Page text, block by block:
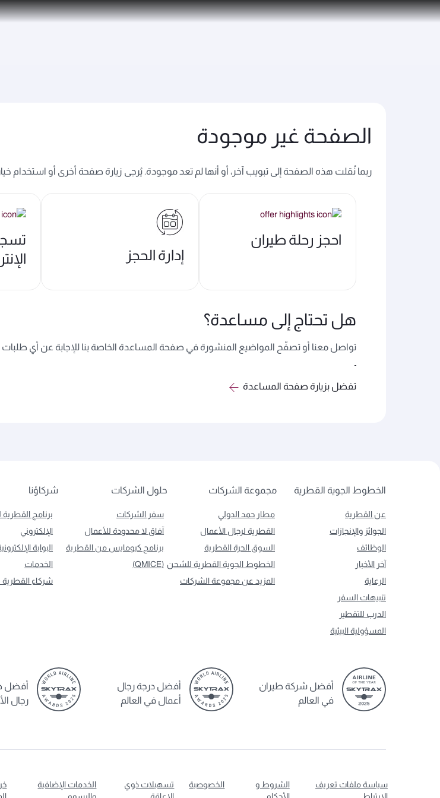
الخطوط الجوية القطرية تعزز شبكة وجهاتها العالمية لتشمل ما يزيد عن 160 وجهة
(active)
الصفحة غير موجودة
ربما نُقلت هذه الصفحة إلى تبويب آخر، أو أنها لم تعد موجودة. يُرجى زيارة صفحة أخرى أو استخدام
احجز رحلة طيران
إدارة الحجز
هل تحتاج إلى مساعدة؟
تواصل معنا أو تصفّح المواضيع المنشورة في صفحة المساعدة الخاصة بنا للإجابة عن أي
تفضل بزيارة صفحة المساعدة
الخطوط الجوية القطرية مجموعة الشركات حلول الشركات شركاؤنا
عن القطرية
الجوائز والإنجازات
الوظائف
آخر الأخبار
الرعاية
تنبيهات السفر
الدرب للتقطير
المسؤولية البيئية
مطار حمد الدولي
القطرية لرجال الأعمال
السوق الحرة القطرية
الخطوط الجوية القطرية للشحن
المزيد عن مجموعة الشركات
سفر الشركات
آفاق لا محدودة للأعمال
برنامج كيومايس من القطرية
(QMICE)
برنامج
الإلكتروني
البوابة
الخدمات
شركاء القطرية
أفضل شركة طيران
في العالم
أفضل درجة رجال
أعمال في العالم
أفضل
رجال
سياسة ملفات تعريف
الشروط و
الخصوصية
تسهيلات ذوي
الخدمات الإضافية